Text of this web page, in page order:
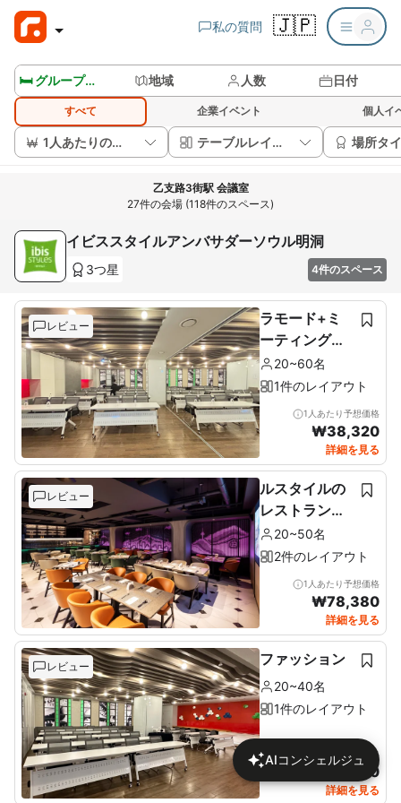
私の質問 🇯🇵
🛏️ グループルームを見る 地域 人数 日付
すべて 企業イベント 個人イ
1人あたりの価格 テーブルレイアウト 場所タ
乙支路3街駅 会議室
27件の会場 (118件のスペース)
イビススタイルアンバサダーソウル明洞
3つ星 4件のスペース
レビュー
ラモード+ミ
ーティングル
ーム20~60名
1件のレイアウト
1人あたり予想価格
₩38,320
詳細を見る
レビュー
ルスタイルの
レストラン＆
ルーフトップ
20~50名
2件のレイアウト
1人あたり予想価格
₩78,380
詳細を見る
レビュー ファッション
20~40名
1件のレイアウト
1人あたり予想価格
46,170
詳細を見る
AIコンシェルジュ